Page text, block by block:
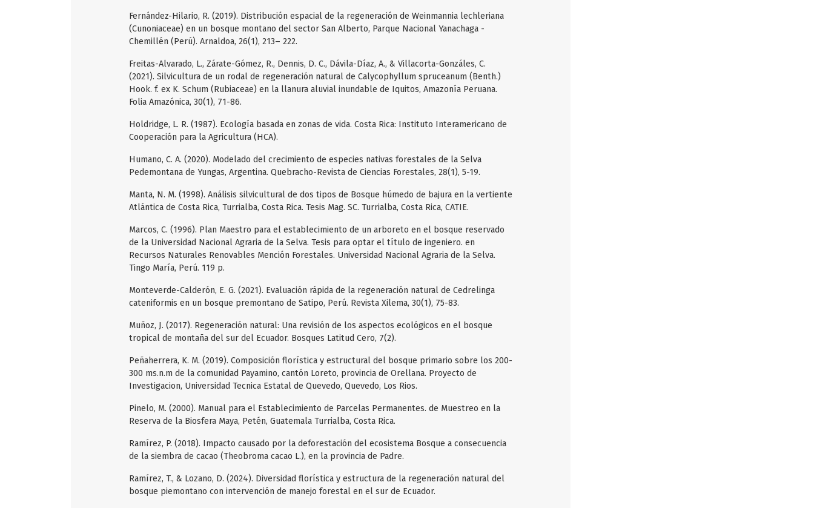
Fernández-Hilario, R. (2019). Distribución espacial de la regeneración de Weinmannia lechleriana
(Cunoniaceae) en un bosque montano del sector San Alberto, Parque Nacional Yanachaga -
Chemillén (Perú). Arnaldoa, 26(1), 213– 222.
Freitas-Alvarado, L., Zárate-Gómez, R., Dennis, D. C., Dávila-Díaz, A., & Villacorta-Gonzáles, C.
(2021). Silvicultura de un rodal de regeneración natural de Calycophyllum spruceanum (Benth.)
Hook. f. ex K. Schum (Rubiaceae) en la llanura aluvial inundable de Iquitos, Amazonía Peruana.
Folia Amazónica, 30(1), 71-86.
Holdridge, L. R. (1987). Ecología basada en zonas de vida. Costa Rica: Instituto Interamericano de
Cooperación para la Agricultura (HCA).
Humano, C. A. (2020). Modelado del crecimiento de especies nativas forestales de la Selva
Pedemontana de Yungas, Argentina. Quebracho-Revista de Ciencias Forestales, 28(1), 5-19.
Manta, N. M. (1998). Análisis silvicultural de dos tipos de Bosque húmedo de bajura en la vertiente
Atlántica de Costa Rica, Turrialba, Costa Rica. Tesis Mag. SC. Turrialba, Costa Rica, CATIE.
Marcos, C. (1996). Plan Maestro para el establecimiento de un arboreto en el bosque reservado
de la Universidad Nacional Agraria de la Selva. Tesis para optar el título de ingeniero. en
Recursos Naturales Renovables Mención Forestales. Universidad Nacional Agraria de la Selva.
Tingo María, Perú. 119 p.
Monteverde-Calderón, E. G. (2021). Evaluación rápida de la regeneración natural de Cedrelinga
cateniformis en un bosque premontano de Satipo, Perú. Revista Xilema, 30(1), 75-83.
Muñoz, J. (2017). Regeneración natural: Una revisión de los aspectos ecológicos en el bosque
tropical de montaña del sur del Ecuador. Bosques Latitud Cero, 7(2).
Peñaherrera, K. M. (2019). Composición florística y estructural del bosque primario sobre los 200-
300 ms.n.m de la comunidad Payamino, cantón Loreto, provincia de Orellana. Proyecto de
Investigacion, Universidad Tecnica Estatal de Quevedo, Quevedo, Los Rios.
Pinelo, M. (2000). Manual para el Establecimiento de Parcelas Permanentes. de Muestreo en la
Reserva de la Biosfera Maya, Petén, Guatemala Turrialba, Costa Rica.
Ramírez, P. (2018). Impacto causado por la deforestación del ecosistema Bosque a consecuencia
de la siembra de cacao (Theobroma cacao L.), en la provincia de Padre.
Ramírez, T., & Lozano, D. (2024). Diversidad florística y estructura de la regeneración natural del
bosque piemontano con intervención de manejo forestal en el sur de Ecuador.